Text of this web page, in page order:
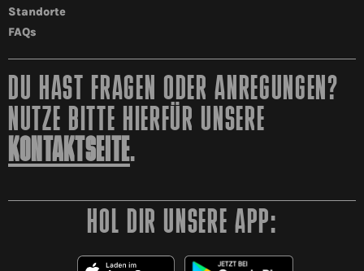
Standorte
FAQs
DU HAST FRAGEN ODER ANREGUNGEN?
NUTZE BITTE HIERFÜR UNSERE
KONTAKTSEITE.
HOL DIR UNSERE APP: